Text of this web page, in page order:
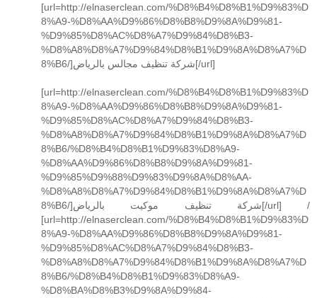
[url=http://elnaserclean.com/%D8%B4%D8%B1%D9%83%D
8%A9-%D8%AA%D9%86%D8%B8%D9%8A%D9%81-
%D9%85%D8%AC%D8%A7%D9%84%D8%B3-
%D8%A8%D8%A7%D9%84%D8%B1%D9%8A%D8%A7%D
8%B6/]شركة تنظيف مجالس بالرياض[/url]
[url=http://elnaserclean.com/%D8%B4%D8%B1%D9%83%D
8%A9-%D8%AA%D9%86%D8%B8%D9%8A%D9%81-
%D9%85%D8%AC%D8%A7%D9%84%D8%B3-
%D8%A8%D8%A7%D9%84%D8%B1%D9%8A%D8%A7%D
8%B6/%D8%B4%D8%B1%D9%83%D8%A9-
%D8%AA%D9%86%D8%B8%D9%8A%D9%81-
%D9%85%D9%88%D9%83%D9%8A%D8%AA-
%D8%A8%D8%A7%D9%84%D8%B1%D9%8A%D8%A7%D
8%B6/]شركة تنظيف موكيت بالرياض[/url] /
[url=http://elnaserclean.com/%D8%B4%D8%B1%D9%83%D
8%A9-%D8%AA%D9%86%D8%B8%D9%8A%D9%81-
%D9%85%D8%AC%D8%A7%D9%84%D8%B3-
%D8%A8%D8%A7%D9%84%D8%B1%D9%8A%D8%A7%D
8%B6/%D8%B4%D8%B1%D9%83%D8%A9-
%D8%BA%D8%B3%D9%8A%D9%84-